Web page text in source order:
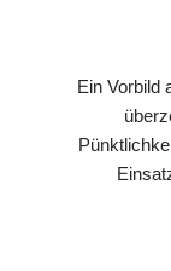
Ein Vorbild